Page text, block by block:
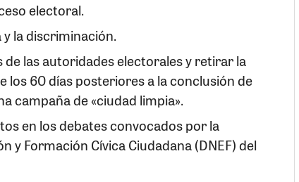
electoral.
y la discriminación.
las autoridades electorales y retirar la
los 60 días posteriores a la conclusión de
campaña de «ciudad limpia».
en los debates convocados por la
y Formación Cívica Ciudadana (DNEF) del